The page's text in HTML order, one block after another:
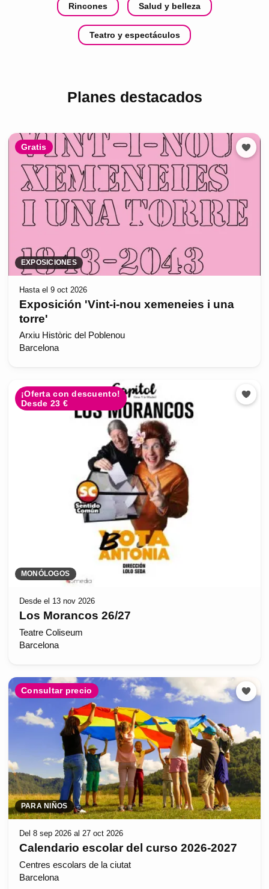
Rincones Salud y belleza
Teatro y espectáculos
Planes destacados
Gratis
EXPOSICIONES
Hasta el 9 oct 2026
Exposición 'Vint-i-nou xemeneies i una
torre'
Arxiu Històric del Poblenou
Barcelona
¡Oferta con descuento!
Desde 23 €
MONÓLOGOS
Desde el 13 nov 2026
Los Morancos 26/27
Teatre Coliseum
Barcelona
Consultar precio
PARA NIÑOS
Del 8 sep 2026 al 27 oct 2026
Calendario escolar del curso 2026-2027
Centres escolars de la ciutat
Barcelona